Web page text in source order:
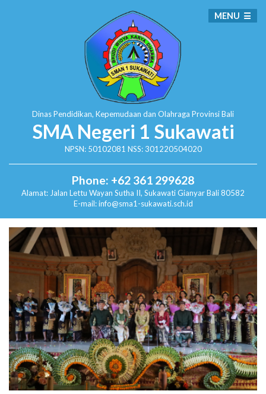
Dinas Pendidikan, Kepemudaan dan Olahraga Provinsi Bali
SMA Negeri 1 Sukawati
NPSN: 50102081 NSS: 301220504020
Phone: +62 361 299628
Alamat: Jalan Lettu Wayan Sutha II, SukawatiGianyar Bali 80582
E-mail: info@sma1-sukawati.sch.id
MENU